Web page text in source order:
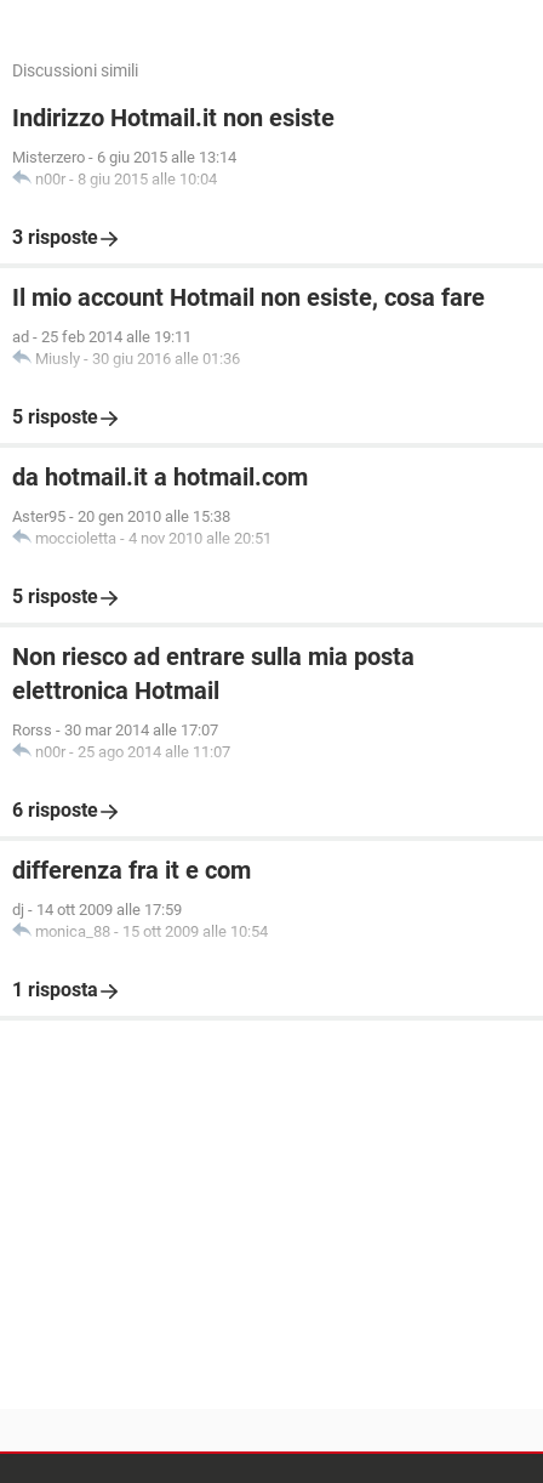
Discussioni simili
Indirizzo Hotmail.it non esiste
Misterzero - 6 giu 2015 alle 13:14
n00r - 8 giu 2015 alle 10:04
3 risposte
Il mio account Hotmail non esiste, cosa fare
ad - 25 feb 2014 alle 19:11
Miusly - 30 giu 2016 alle 01:36
5 risposte
da hotmail.it a hotmail.com
Aster95 - 20 gen 2010 alle 15:38
moccioletta - 4 nov 2010 alle 20:51
5 risposte
Non riesco ad entrare sulla mia posta
elettronica Hotmail
Rorss - 30 mar 2014 alle 17:07
n00r - 25 ago 2014 alle 11:07
6 risposte
differenza fra it e com
dj - 14 ott 2009 alle 17:59
monica_88 - 15 ott 2009 alle 10:54
1 risposta